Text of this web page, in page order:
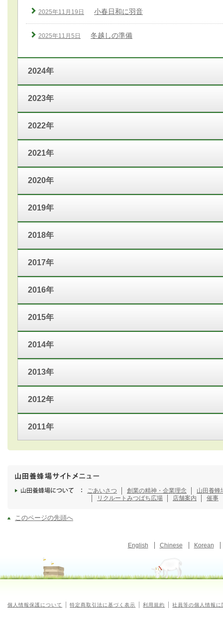
2025年11月19日 小春日和に羽音
2025年11月5日 冬越しの準備
2024年
2023年
2022年
2021年
2020年
2019年
2018年
2017年
2016年
2015年
2014年
2013年
2012年
2011年
ごあいさつ 創業の精神・企業理念
山田養蜂
リクルート みつばち広場 店舗案内 催事
このページの先頭へ
English Chinese Korean
個人情報保護について 特定商取引法に基づく表示 利用規約 社員等の個人情報